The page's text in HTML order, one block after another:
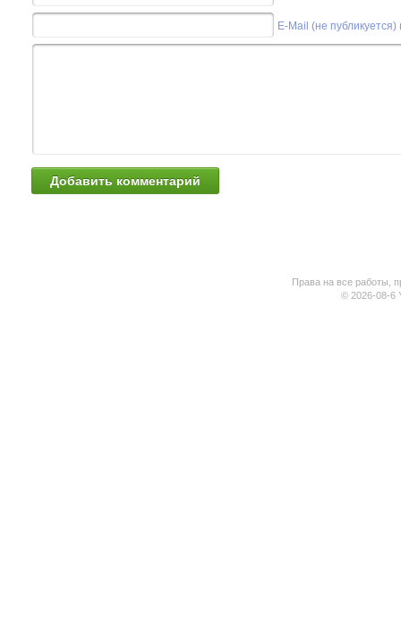
E-Mail (не
Права на все работы,
© 2026-08-6